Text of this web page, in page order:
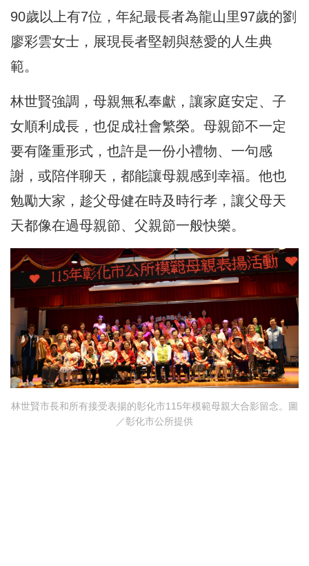
90歲以上有7位，年紀最長者為龍山里97歲的劉
廖彩雲女士，展現長者堅韌與慈愛的人生典
範。
林世賢強調，母親無私奉獻，讓家庭安定、子
女順利成長，也促成社會繁榮。母親節不一定
要有隆重形式，也許是一份小禮物、一句感
謝，或陪伴聊天，都能讓母親感到幸福。他也
勉勵大家，趁父母健在時及時行孝，讓父母天
天都像在過母親節、父親節一般快樂。
林世賢市長和所有接受表揚的彰化市115年模範母親大合影留念。圖
／彰化市公所提供